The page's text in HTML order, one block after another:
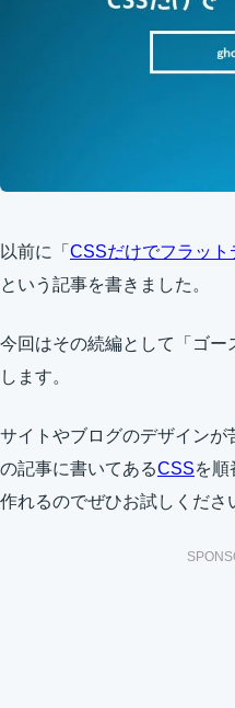
以前に「 CSSだけでフラッ
という記事を書きました。
今回はその続編として「ゴ
します。
サイトやブログのデザインが
の記事に書いてあるCSSを順
作れるのでぜひお試しくださ